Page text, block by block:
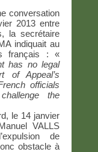
conversation
2013 entre
la secrétaire
indiquait au
français : «
has no legal
of Appeal’s
officials
the
le 14 janvier
VALLS
de
obstacle à